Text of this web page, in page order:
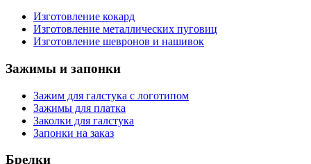
Изготовление кокард
Изготовление металлических пуговиц
Изготовление шевронов и нашивок
Зажимы и запонки
Зажим для галстука с логотипом
Зажимы для платка
Заколки для галстука
Запонки на заказ
Брелки